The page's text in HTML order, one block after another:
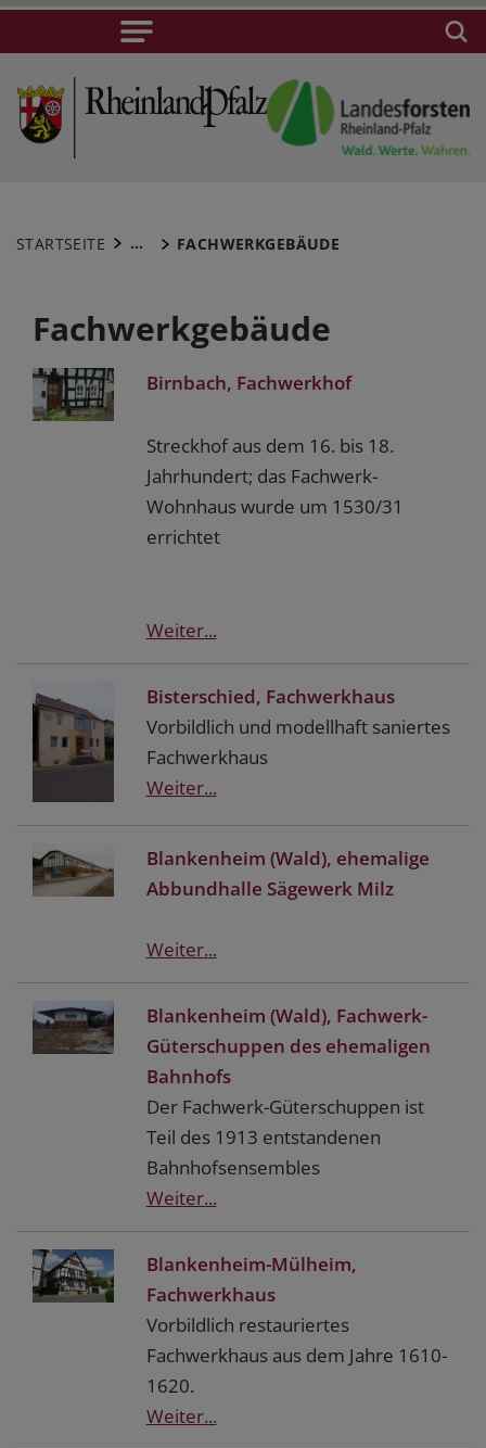
STARTSEITE ... FACHWERKGEBÄUDE
Fachwerkgebäude
Birnbach, Fachwerkhof
Streckhof aus dem 16. bis 18.
Jahrhundert; das Fachwerk-
Wohnhaus wurde um 1530/31
errichtet
Weiter...
Bisterschied, Fachwerkhaus
Vorbildlich und modellhaft saniertes
Fachwerkhaus
Weiter...
Blankenheim (Wald), ehemalige
Abbundhalle Sägewerk Milz
Weiter...
Blankenheim (Wald), Fachwerk-
Güterschuppen des ehemaligen
Bahnhofs
Der Fachwerk-Güterschuppen ist
Teil des 1913 entstandenen
Bahnhofsensembles
Weiter...
Blankenheim-Mülheim,
Fachwerkhaus
Vorbildlich restauriertes
Fachwerkhaus aus dem Jahre 1610-
1620.
Weiter...